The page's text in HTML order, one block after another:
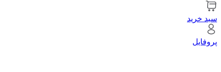
سبد خرید
پروفایل